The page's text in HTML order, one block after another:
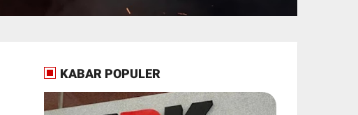
KABAR POPULER